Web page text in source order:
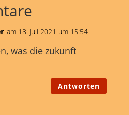
am 18. Juli 2021 um 15:54
was die zukunft
Antworten